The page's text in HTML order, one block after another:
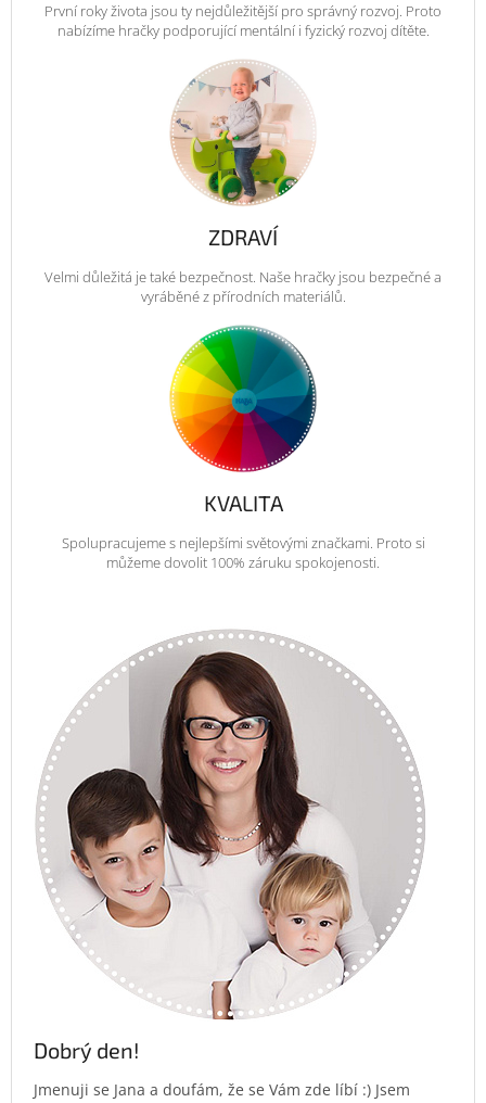
První roky života jsou ty nejdůležitější pro správný rozvoj. Proto
nabízíme hračky podporující mentální i fyzický rozvoj dítěte.
ZDRAVÍ
Velmi důležitá je také bezpečnost. Naše hračky jsou bezpečné a
vyráběné z přírodních materiálů.
KVALITA
Spolupracujeme s nejlepšími světovými značkami. Proto si
můžeme dovolit 100% záruku spokojenosti.
Dobrý den!
Jmenuji se Jana a doufám, že se Vám zde líbí :) Jsem